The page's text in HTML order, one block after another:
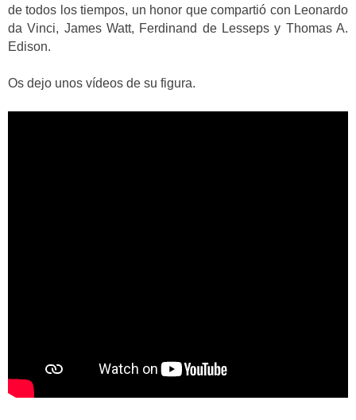
de todos los tiempos, un honor que compartió con Leonardo
da Vinci, James Watt, Ferdinand de Lesseps y Thomas A.
Edison.
Os dejo unos vídeos de su figura.